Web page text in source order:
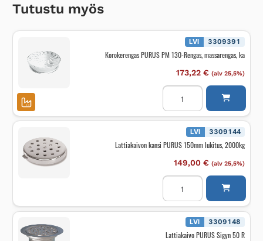
Tutustu myös
LVI 3309391
Korokerengas PURUS PM 130-Rengas, massarengas, ka
173,22 € (alv 25,5%)
Korokerengas
PURUS
130-
Rengas,
massarengas,
määrä
LVI 3309144
Lattiakaivon kansi PURUS 150mm lukitus, 2000kg
149,00 € (alv 25,5%)
Lattiakaivon
kansi
PURUS
150mm
lukitus,
2000kg
määrä
LVI 3309148
Lattiakaivo PURUS Sigyn 50 R